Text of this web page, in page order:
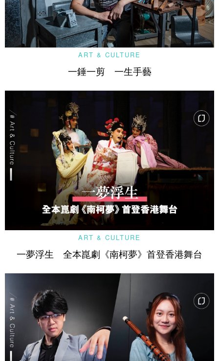
ART & CULTURE
一錘一剪 一生手藝
ART & CULTURE
一夢浮生 全本崑劇《南柯夢》首登香港舞台